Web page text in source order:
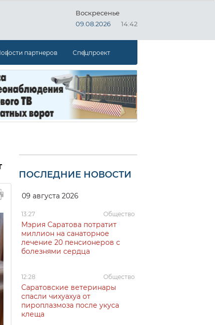
Воскресенье
09.08.2026
14:42
партнеров Спецпроект
ПОСЛЕДНИЕ НОВОСТИ
09 августа 2026
13:27 Общество
Мэрия Саратова потратит
миллион на санаторное
лечение 20 пенсионеров с
болезнями сердца
12:28 Общество
Саратовские ветеринары
спасли чихуахуа от
пироплазмоза после укуса
клеща